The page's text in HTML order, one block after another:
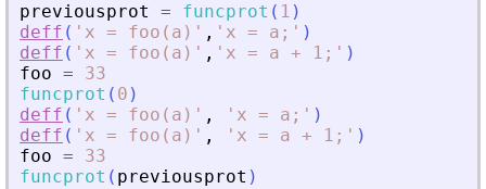
previousprot = funcprot ( 1 )
deff ( ' x = foo(a) ' , ' x = a; ' )
deff ( ' x = foo(a) ' , ' x = a + 1; ' )
foo =
33
funcprot ( 0 )
deff ( ' x = foo(a) ' , ' x = a; ' )
deff ( ' x = foo(a) ' , ' x = a + 1; ' )
foo =
33
funcprot ( previousprot )